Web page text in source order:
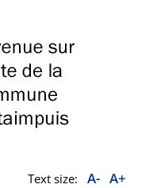
Text size: A- A+